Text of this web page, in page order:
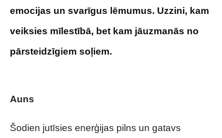
emocijas un svarīgus lēmumus. Uzzini, kam
veiksies mīlestībā, bet kam jāuzmanās no
pārsteidzīgiem soļiem.
Auns
Šodien jutīsies enerģijas pilns un gatavs